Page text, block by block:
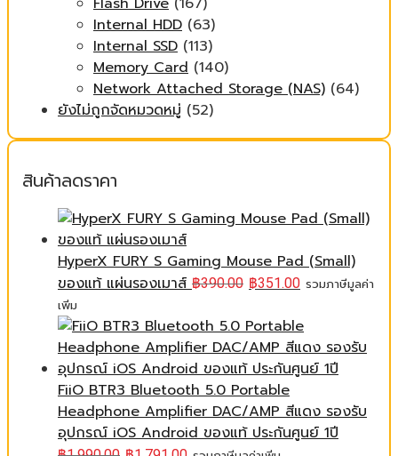
Internal HDD (63)
Internal SSD (113)
Memory Card (140)
Network Attached Storage (NAS) (64)
ยังไม่ถูกจัดหมวดหมู่ (52)
สินค้าลดราคา
HyperX FURY S Gaming Mouse Pad (Small)
ของแท้ แผ่นรองเมาส์ ฿390.00 ฿351.00 รวมภาษีมูลค่า
เพิ่ม
FiiO BTR3 Bluetooth 5.0 Portable
Headphone Amplifier DAC/AMP สีแดง รองรับ
อุปกรณ์ iOS Android ของแท้ ประกันศูนย์ 1ปี